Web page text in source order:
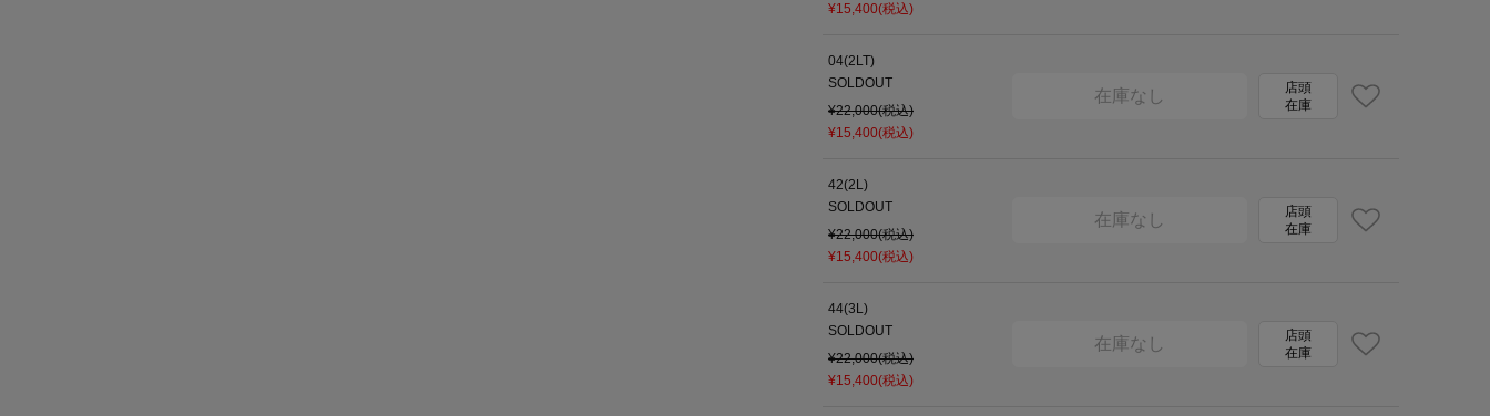
¥15,400(税込)
04(2LT)
SOLDOUT
¥22,000(税込)
¥15,400(税込)
在庫なし
店頭
在庫
42(2L)
SOLDOUT
¥22,000(税込)
¥15,400(税込)
在庫なし
店頭
在庫
44(3L)
SOLDOUT
¥22,000(税込)
¥15,400(税込)
在庫なし
店頭
在庫